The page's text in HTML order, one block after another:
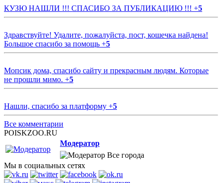
КУЗЮ НАШЛИ !!! СПАСИБО ЗА ПУБЛИКАЦИЮ !!! +5
Здравствуйте! Удалите, пожалуйста, пост, кошечка найдена!
Большое спасибо за помощь +5
Мопсик дома, спасибо сайту и прекрасным людям. Которые
не прошли мимо. +5
Нашли, спасибо за платформу +5
Все комментарии
POISKZOO.RU
Модератор
Все города
Мы в социальных сетях